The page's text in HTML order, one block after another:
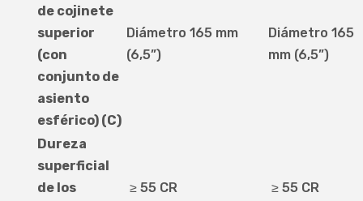
de cojinete
superior
(con
conjunto de
asiento
esférico) (C)
Diámetro 165 mm
(6,5”)
Diámetro 165
mm (6,5”)
Dureza
superficial
de los
≥ 55 CR ≥ 55 CR